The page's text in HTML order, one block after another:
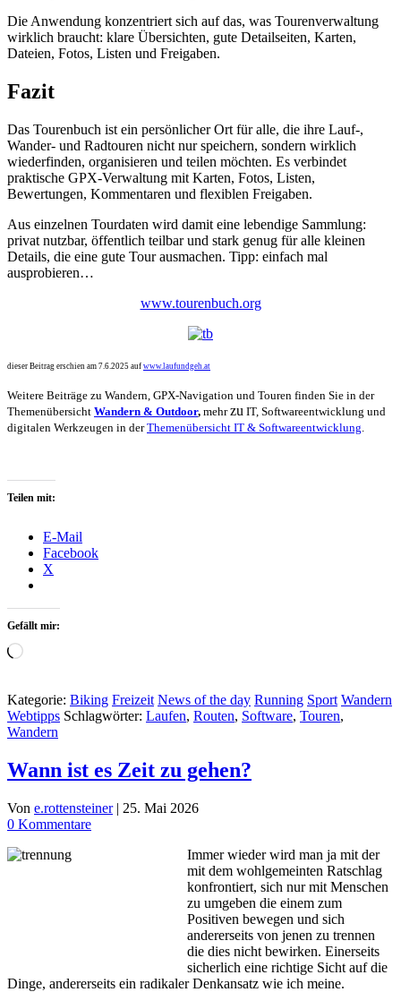
Die Anwendung konzentriert sich auf das, was Tourenverwaltung
wirklich braucht: klare Übersichten, gute Detailseiten, Karten,
Dateien, Fotos, Listen und Freigaben.
Fazit
Das Tourenbuch ist ein persönlicher Ort für alle, die ihre Lauf-,
Wander- und Radtouren nicht nur speichern, sondern wirklich
wiederfinden, organisieren und teilen möchten. Es verbindet
praktische GPX-Verwaltung mit Karten, Fotos, Listen,
Bewertungen, Kommentaren und flexiblen Freigaben.
Aus einzelnen Tourdaten wird damit eine lebendige Sammlung:
privat nutzbar, öffentlich teilbar und stark genug für alle kleinen
Details, die eine gute Tour ausmachen. Tipp: einfach mal
ausprobieren…
www.tourenbuch.org
dieser Beitrag erschien am 7.6.2025 auf www.laufundgeh.at
Weitere Beiträge zu Wandern, GPX-Navigation und Touren finden Sie in der
Themenübersicht Wandern & Outdoor, mehrzu IT, Softwareentwicklung und
digitalen Werkzeugen in derThemenübersicht IT & Softwareentwicklung
Teilen mit:
E-Mail
Facebook
X
Gefällt mir:
Wird
Kategorie: Biking Freizeit News of the day Running Sport Wandern
Webtipps Schlagwörter: Laufen, Routen, Software, Touren,
Wandern
Wann ist es Zeit zu gehen?
Von e.rottensteiner | 25. Mai 2026
0 Kommentare
Immer wieder wird man ja mit der
mit dem wohlgemeinten Ratschlag
konfrontiert, sich nur mit Menschen
zu umgeben die einem zum
Positiven bewegen und sich
andererseits von jenen zu trennen
die dies nicht bewirken. Einerseits
sicherlich eine richtige Sicht auf die
Dinge, andererseits ein radikaler Denkansatz wie ich meine.